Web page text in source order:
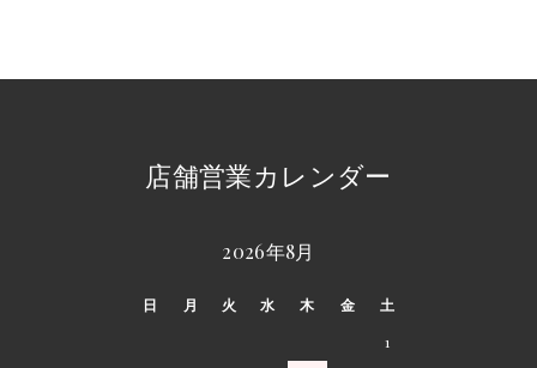
店舗営業カレンダー
2026年8月
日 月 火 水 木 金
土
1